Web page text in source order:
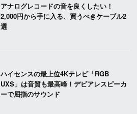
アナログレコードの音を良くしたい！
2,000円から手に入る、買うべきケーブル2
選
ハイセンスの最上位4Kテレビ「RGB
UXS」は音質も最高峰！デビアレスピーカ
ーで屈指のサウンド